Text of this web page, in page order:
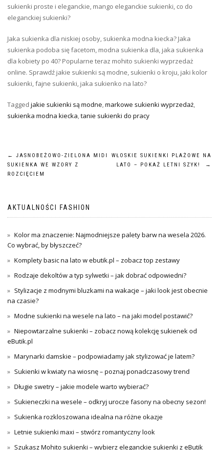
sukienki proste i eleganckie, mango eleganckie sukienki, co do
eleganckiej sukienki?
Jaka sukienka dla niskiej osoby, sukienka modna kiecka? Jaka
sukienka podoba się facetom, modna sukienka dla, jaka sukienka
dla kobiety po 40? Popularne teraz mohito sukienki wyprzedaż
online. Sprawdź jakie sukienki są modne, sukienki o kroju, jaki kolor
sukienki, fajne sukienki, jaka sukienko na lato?
Tagged jakie sukienki są modne,markowe sukienki wyprzedaż,
sukienka modna kiecka,tanie sukienki do pracy
Nawigacja
wpisu
←
JASNOBEŻOWO-ZIELONA MIDI
SUKIENKA WE WZORY Z
ROZCIĘCIEM
WŁOSKIE SUKIENKI PLAŻOWE NA
LATO – POKAŻ LETNI SZYK!
→
AKTUALNOŚCI FASHION
Kolor ma znaczenie: Najmodniejsze palety barw na wesela 2026.
Co wybrać, by błyszczeć?
Komplety basic na lato w ebutik.pl – zobacz top zestawy
Rodzaje dekoltów a typ sylwetki – jak dobrać odpowiedni?
Stylizacje z modnymi bluzkami na wakacje – jaki look jest obecnie
na czasie?
Modne sukienki na wesele na lato – na jaki model postawić?
Niepowtarzalne sukienki – zobacz nową kolekcję sukienek od
eButik.pl
Marynarki damskie – podpowiadamy jak stylizować je latem?
Sukienki w kwiaty na wiosnę – poznaj ponadczasowy trend
Długie swetry – jakie modele warto wybierać?
Sukieneczki na wesele – odkryj urocze fasony na obecny sezon!
Sukienka rozkloszowana idealna na różne okazje
Letnie sukienki maxi – stwórz romantyczny look
Szukasz Mohito sukienki – wybierz eleganckie sukienki z eButik